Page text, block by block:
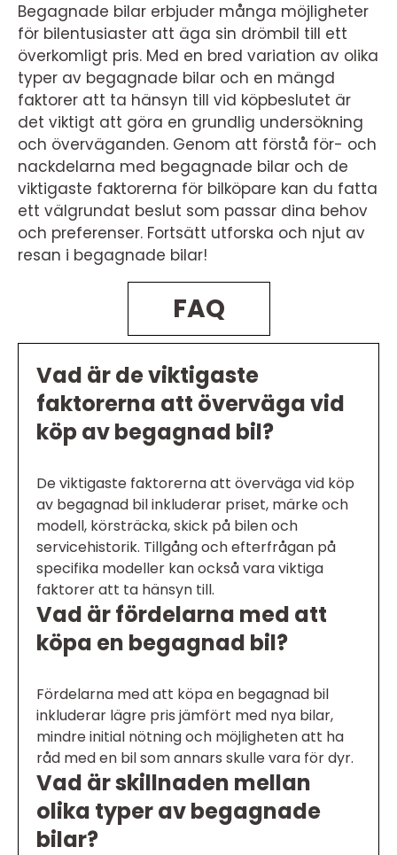
Begagnade bilar erbjuder många möjligheter
för bilentusiaster att äga sin drömbil till ett
överkomligt pris. Med en bred variation av olika
typer av begagnade bilar och en mängd
faktorer att ta hänsyn till vid köpbeslutet är
det viktigt att göra en grundlig undersökning
och överväganden. Genom att förstå för- och
nackdelarna med begagnade bilar och de
viktigaste faktorerna för bilköpare kan du fatta
ett välgrundat beslut som passar dina behov
och preferenser. Fortsätt utforska och njut av
resan i begagnade bilar!
FAQ
Vad är de viktigaste
faktorerna att överväga vid
köp av begagnad bil?
De viktigaste faktorerna att överväga vid köp
av begagnad bil inkluderar priset, märke och
modell, körsträcka, skick på bilen och
servicehistorik. Tillgång och efterfrågan på
specifika modeller kan också vara viktiga
faktorer att ta hänsyn till.
Vad är fördelarna med att
köpa en begagnad bil?
Fördelarna med att köpa en begagnad bil
inkluderar lägre pris jämfört med nya bilar,
mindre initial nötning och möjligheten att ha
råd med en bil som annars skulle vara för dyr.
Vad är skillnaden mellan
olika typer av begagnade
bilar?